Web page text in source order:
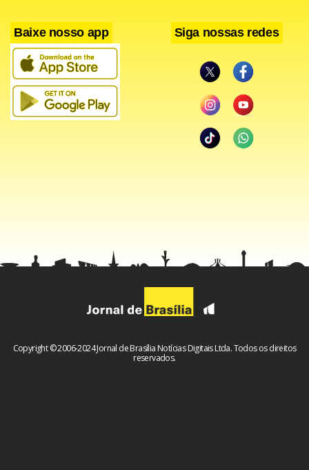
Baixe nosso app Siga nossas redes
Copyright © 2006-2024 Jornal de Brasília Notícias Digitais Ltda. Todos os direitos
reservados.